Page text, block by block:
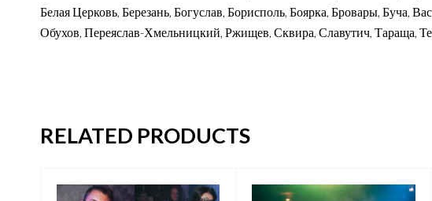
Белая Церковь, Березань, Богуслав, Борисполь, Боярка, Бровары,
Обухов, Переяслав-Хмельницкий, Ржищев, Сквира, Славутич, Тараща,
RELATED PRODUCTS